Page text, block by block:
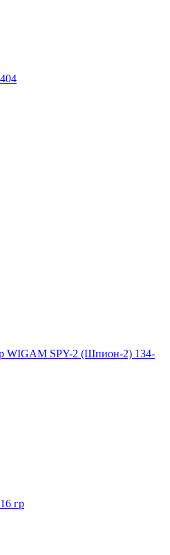
WIGAM SPY-2 (Шпион-2) 134-
гр